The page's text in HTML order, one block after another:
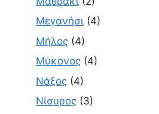
Μεγανήσι (4)
Μήλος (4)
Μύκονος (4)
Νάξος (4)
Νίσυρος (3)